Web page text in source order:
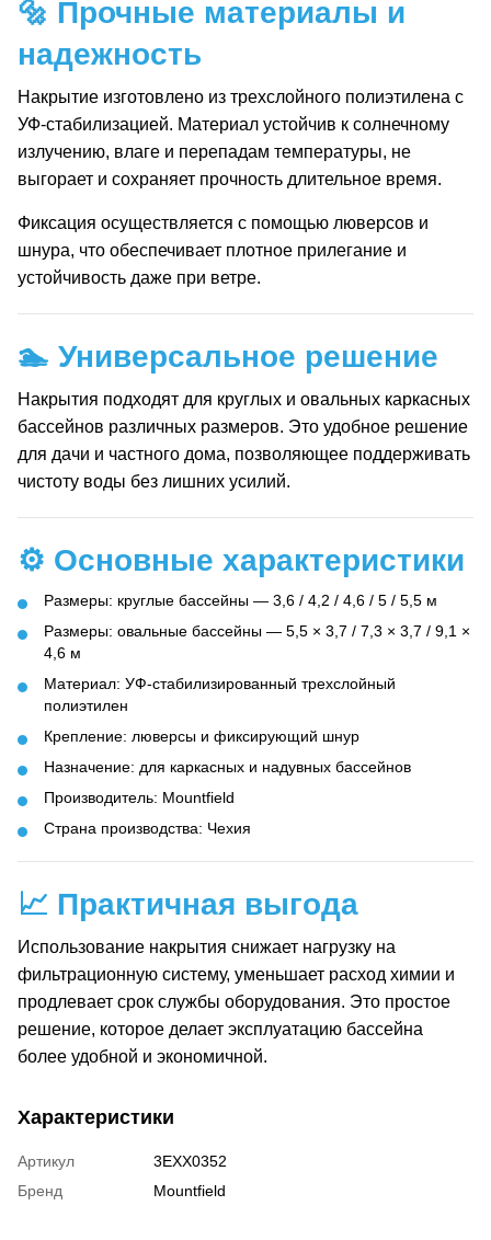
🔩 Прочные материалы и
надежность
Накрытие изготовлено из трехслойного полиэтилена с
УФ-стабилизацией. Материал устойчив к солнечному
излучению, влаге и перепадам температуры, не
выгорает и сохраняет прочность длительное время.
Фиксация осуществляется с помощью люверсов и
шнура, что обеспечивает плотное прилегание и
устойчивость даже при ветре.
🏊 Универсальное решение
Накрытия подходят для круглых и овальных каркасных
бассейнов различных размеров. Это удобное решение
для дачи и частного дома, позволяющее поддерживать
чистоту воды без лишних усилий.
⚙️ Основные характеристики
Размеры: круглые бассейны — 3,6 / 4,2 / 4,6 / 5 / 5,5 м
Размеры: овальные бассейны — 5,5 × 3,7 / 7,3 × 3,7 / 9,1 ×
4,6 м
Материал: УФ-стабилизированный трехслойный
полиэтилен
Крепление: люверсы и фиксирующий шнур
Назначение: для каркасных и надувных бассейнов
Производитель: Mountfield
Страна производства: Чехия
📈 Практичная выгода
Использование накрытия снижает нагрузку на
фильтрационную систему, уменьшает расход химии и
продлевает срок службы оборудования. Это простое
решение, которое делает эксплуатацию бассейна
более удобной и экономичной.
Характеристики
Артикул
3EXX0352
Бренд
Mountfield